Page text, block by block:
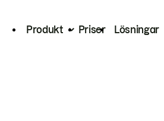
Produkt Priser Lösningar